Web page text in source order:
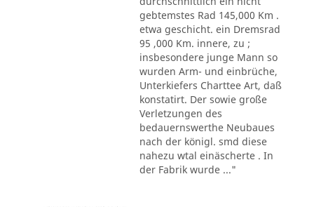
gebtemstes Rad 145,000 Km .
etwa geschicht. ein Dremsrad
95 ,000 Km. innere, zu ;
insbesondere junge Mann so
wurden Arm- und einbrüche,
Unterkiefers Charttee Art, daß
konstatirt. Der sowie große
Verletzungen des
bedauernswerthe Neubaues
nach der königl. smd diese
nahezu wtal einäscherte . In
der Fabrik wurde ..."